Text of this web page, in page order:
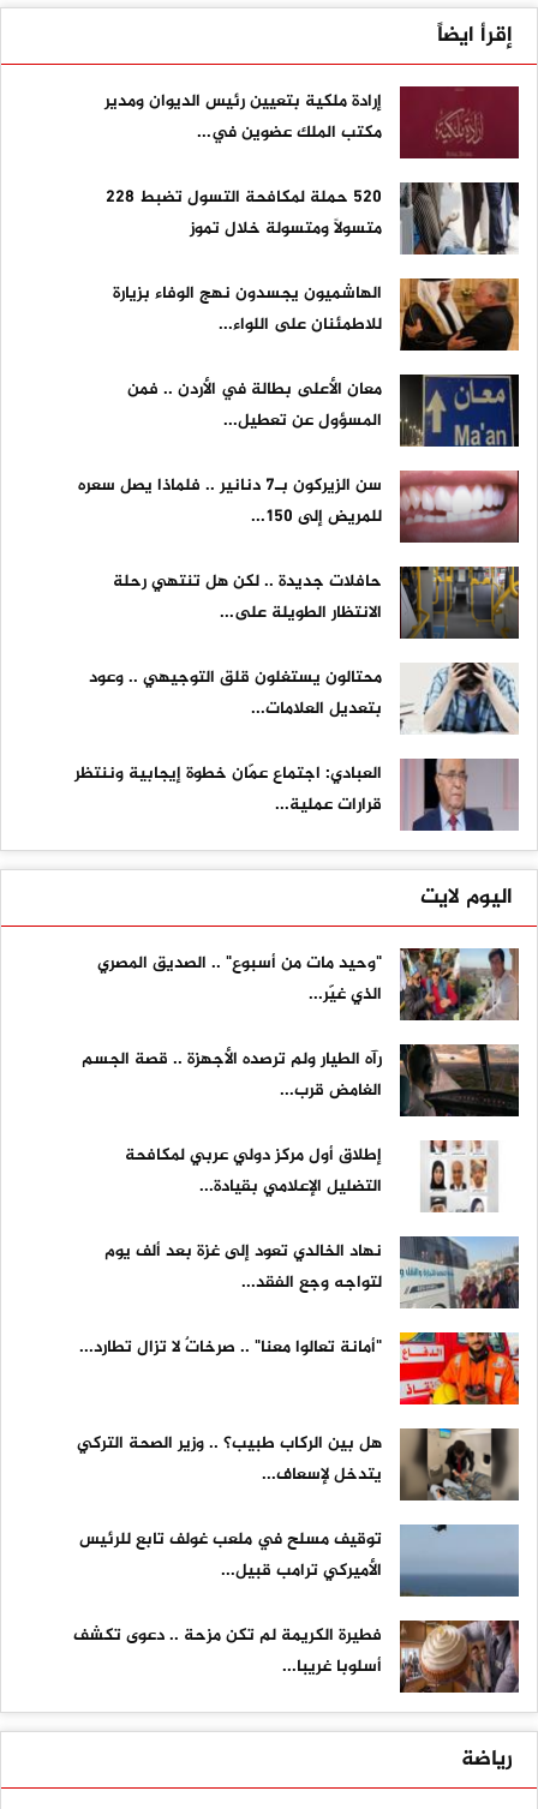
إقرأ ايضاً
إرادة ملكية بتعيين رئيس الديوان ومدير
مكتب الملك عضوين في...
520 حملة لمكافحة التسول تضبط 228
متسولًا ومتسولة خلال تموز
الهاشميون يجسدون نهج الوفاء بزيارة
للاطمئنان على اللواء...
معان الأعلى بطالة في الأردن .. فمن
المسؤول عن تعطيل...
سن الزيركون بـ7 دنانير .. فلماذا يصل سعره
للمريض إلى 150...
حافلات جديدة .. لكن هل تنتهي رحلة
الانتظار الطويلة على...
محتالون يستغلون قلق التوجيهي .. وعود
بتعديل العلامات...
العبادي: اجتماع عمّان خطوة إيجابية وننتظر
قرارات عملية...
اليوم لايت
"وحيد مات من أسبوع" .. الصديق المصري
الذي غيّر...
رآه الطيار ولم ترصده الأجهزة .. قصة الجسم
الغامض قرب...
إطلاق أول مركز دولي عربي لمكافحة
التضليل الإعلامي بقيادة...
نهاد الخالدي تعود إلى غزة بعد ألف يوم
لتواجه وجع الفقد...
"أمانة تعالوا معنا" .. صرخاتٌ لا تزال تطارد...
هل بين الركاب طبيب؟ .. وزير الصحة التركي
يتدخل لإسعاف...
توقيف مسلح في ملعب غولف تابع للرئيس
الأميركي ترامب قبيل...
فطيرة الكريمة لم تكن مزحة .. دعوى تكشف
أسلوبا غريبا...
رياضة